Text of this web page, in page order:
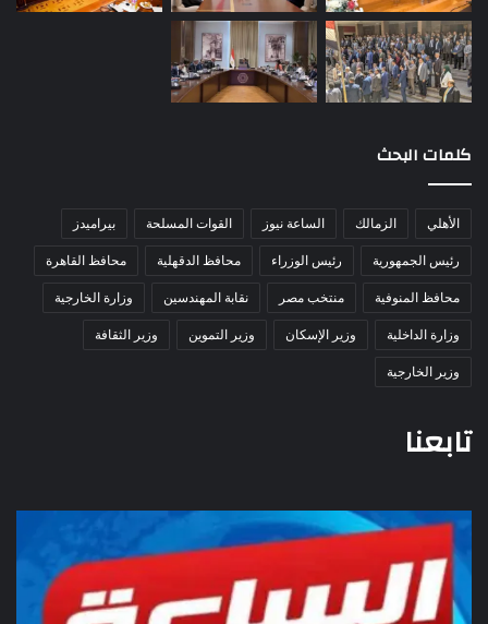
كلمات البحث
الأهلي الزمالك الساعة نيوز القوات المسلحة
بيراميدز
رئيس الجمهورية
رئيس الوزراء محافظ الدقهلية
محافظ القاهرة
محافظ المنوفية
منتخب مصر نقابة المهندسين
وزارة الخارجية
وزارة الداخلية
وزير الإسكان وزير التموين
وزير الثقافة
وزير الخارجية
تابعنا